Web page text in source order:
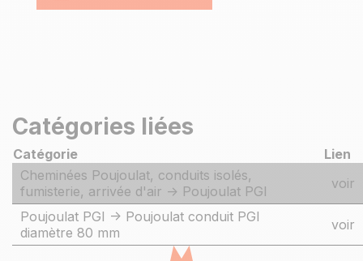
Catégories liées
Catégorie
Lien
Cheminées Poujoulat, conduits isolés,
fumisterie, arrivée d'air -> Poujoulat PGI
voir
Poujoulat PGI -> Poujoulat conduit PGI
diamètre 80 mm
voir